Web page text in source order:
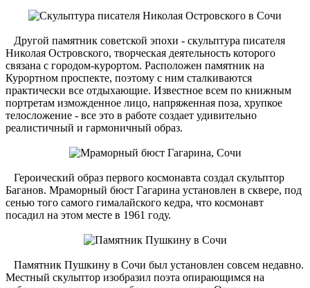
Другой памятник советской эпохи - скульптура писателя
Николая Островского, творческая деятельность которого
связана с городом-курортом. Расположен памятник на
Курортном проспекте, поэтому с ним сталкиваются
практически все отдыхающие. Известное всем по книжным
портретам изможденное лицо, напряженная поза, хрупкое
телосложение - все это в работе создает удивительно
реалистичный и гармоничный образ.
Героический образ первого космонавта создал скульптор
Баганов. Мраморный бюст Гагарина установлен в сквере, под
сенью того самого гималайского кедра, что космонавт
посадил на этом месте в 1961 году.
Памятник Пушкину в Сочи был установлен совсем недавно.
Местный скульптор изобразил поэта опирающимся на